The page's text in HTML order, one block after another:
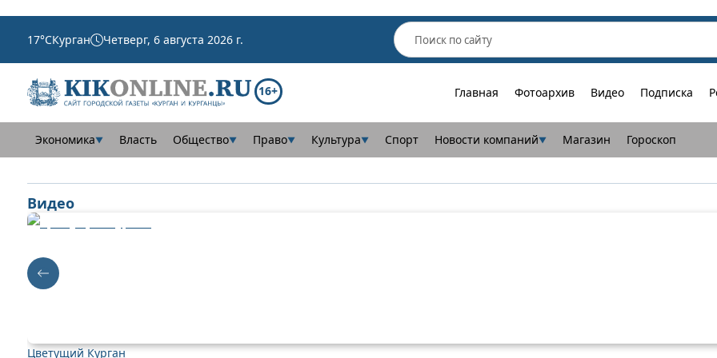
17°CКурган Четверг, 6 августа 2026 г.
16+ Главная Фотоархив Видео Подписка
Экономика▼ Власть Общество▼ Право▼ Культура▼ Спорт Новости компаний▼ Магазин Гороскоп
Видео
Цветущий Курган